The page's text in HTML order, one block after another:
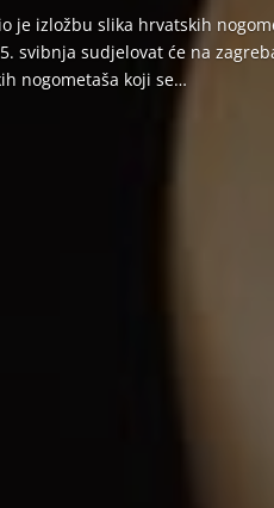
izložbu slika hrvatskih
svibnja sudjelovat će na
nogometaša koji se…